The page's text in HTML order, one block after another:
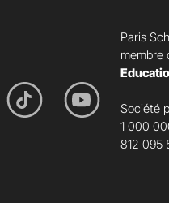
Paris
membre
Société
1 000
812 095